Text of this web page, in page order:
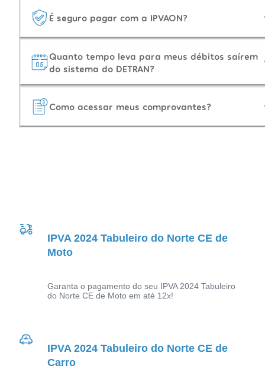
É seguro pagar com a IPVAON?
Quanto tempo leva para meus débitos saírem
do sistema do DETRAN?
Como acessar meus comprovantes?
IPVA 2024 Tabuleiro do Norte CE de
Moto
Garanta o pagamento do seu IPVA 2024 Tabuleiro
do Norte CE de Moto em até 12x!
IPVA 2024 Tabuleiro do Norte CE de
Carro